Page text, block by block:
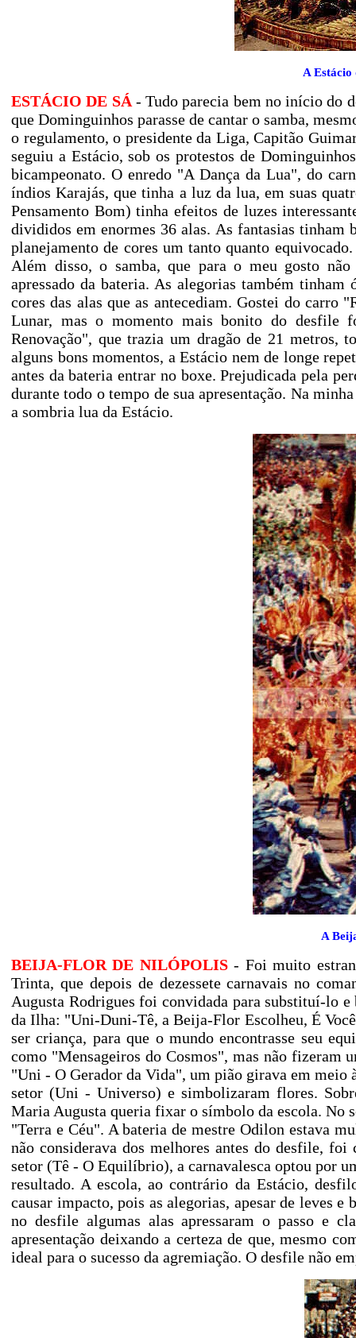
A Estácio
ESTÁCIO DE SÁ- Tudo parecia bem no início do
que Dominguinhos parasse de cantar o samba,
o regulamento, o presidente da Liga, Capitão
seguiu a Estácio, sob os protestos de
bicampeonato. O enredo "A Dança da Lua", do
índios Karajás, que tinha a luz da lua, em suas
Pensamento Bom) tinha efeitos de luzes
divididos em enormes 36 alas. As fantasias tinham
planejamento de cores um tanto quanto
Além disso, o samba, que para o meu gosto
apressado da bateria. As alegorias também tinham
cores das alas que as antecediam. Gostei do carro
Lunar, mas o momento mais bonito do desfile
Renovação", que trazia um dragão de 21 metros,
alguns bons momentos, a Estácio nem de longe
antes da bateria entrar no boxe. Prejudicada pela
durante todo o tempo de sua apresentação. Na
a sombria lua da Estácio.
A
BEIJA-FLOR DE NILÓPOLIS- Foi muito
Trinta, que depois de dezessete carnavais no
Augusta Rodrigues foi convidada para substituí-lo
da Ilha: "Uni-Duni-Tê, a Beija-Flor Escolheu, É
ser criança, para que o mundo encontrasse seu
como "Mensageiros do Cosmos", mas não fizeram
"Uni - O Gerador da Vida", um pião girava em
setor (Uni - Universo) e simbolizaram flores.
Maria Augusta queria fixar o símbolo da escola. No
"Terra e Céu". A bateria de mestre Odilon estava
não considerava dos melhores antes do desfile,
setor (Tê - O Equilíbrio), a carnavalesca optou por
resultado. A escola, ao contrário da Estácio,
causar impacto, pois as alegorias, apesar de leves
no desfile algumas alas apressaram o passo e
apresentação deixando a certeza de que, mesmo
ideal para o sucesso da agremiação. O desfile não